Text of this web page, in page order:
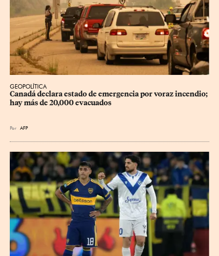
GEOPOLÍTICA
Canadá declara estado de emergencia por voraz incendio;
hay más de 20,000 evacuados
Por AFP